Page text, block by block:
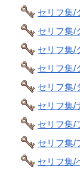
セリフ集/
セリフ集/
セリフ集/
セリフ集/
セリフ集/
セリフ集/
セリフ集/
セリフ集/
セリフ集/